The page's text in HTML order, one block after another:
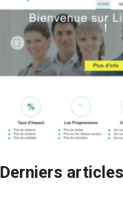
Derniers articles